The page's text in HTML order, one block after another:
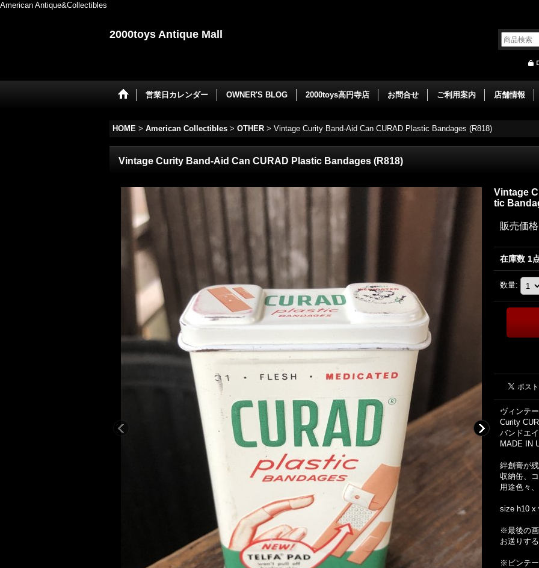
American Antique&Collectibles
2000toys Antique Mall
営業日カレンダー OWNER'S BLOG 2000toys高円寺店 お問合せ ご利用案内 店舗情報
HOME > American Collectibles > OTHER > Vintage Curity Band-Aid Can CURAD Plastic Bandages (R818)
Vintage Curity Band-Aid Can CURAD Plastic Bandages (R818)
Vintage
tic
販売価格
在庫数 1
数量:
ヴィンテ
Curity
バンドエ
MADE IN
絆創膏が
収納缶、
用途色々
size h10 x
※最後の
お送りす
※ビンテ